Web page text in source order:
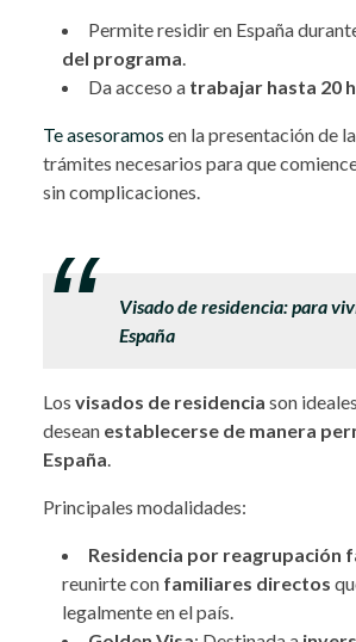
Permite residir en España
del programa.
Da acceso a trabajar hasta 20
Te asesoramos en la presentación de
trámites necesarios para que
sin complicaciones.
Visado de residencia: para
España
Los visados de residencia son
desean establecerse de manera
España.
Principales modalidades:
Residencia por reagrupación
reunirte con familiares directos
legalmente en el país.